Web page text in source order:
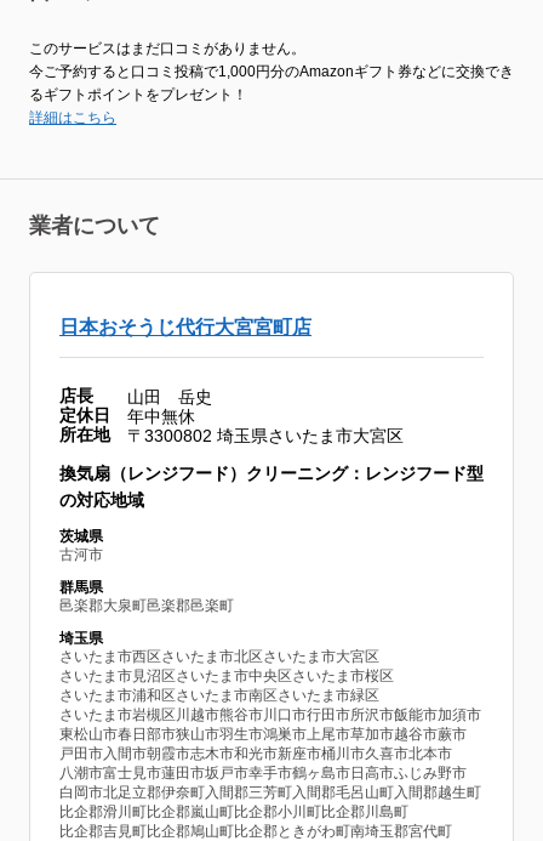
このサービスはまだ口コミがありません。
今ご予約すると口コミ投稿で1,000円分のAmazonギフト券などに交換でき
るギフトポイントをプレゼント！
詳細はこちら
業者について
日本おそうじ代行大宮宮町店
店長
山田 岳史
定休日
年中無休
所在地
〒3300802 埼玉県さいたま市大宮区
換気扇（レンジフード）クリーニング：レンジフード型
の対応地域
茨城県
古河市
群馬県
邑楽郡大泉町邑楽郡邑楽町
埼玉県
さいたま市西区さいたま市北区さいたま市大宮区
さいたま市見沼区さいたま市中央区さいたま市桜区
さいたま市浦和区さいたま市南区さいたま市緑区
さいたま市岩槻区 川越市熊谷市川口市行田市所沢市飯能市加須市
東松山市春日部市狭山市羽生市鴻巣市上尾市草加市越谷市蕨市
戸田市入間市朝霞市志木市和光市新座市桶川市久喜市北本市
八潮市富士見市蓮田市坂戸市幸手市鶴ヶ島市日高市ふじみ野市
白岡市北足立郡伊奈町入間郡三芳町入間郡毛呂山町入間郡越生町
比企郡滑川町比企郡嵐山町比企郡小川町比企郡川島町
比企郡吉見町比企郡鳩山町比企郡ときがわ町南埼玉郡宮代町